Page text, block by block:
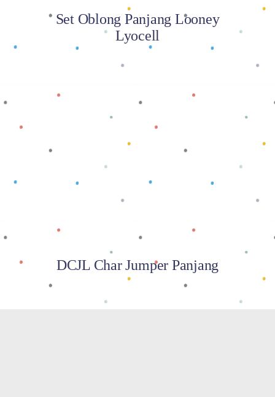
Set Oblong Panjang Looney
Lyocell
Baca selengkapnya
DCJL Char Jumper Panjang